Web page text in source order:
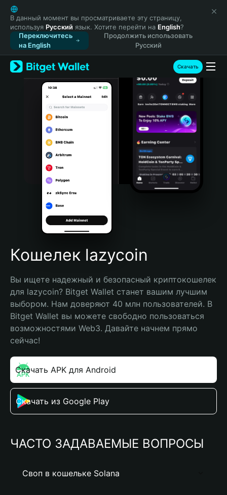
English
日本語
Tiếng Việt
Русский
Español (Latinoamérica)
Türkçe
Italiano
Português (Portugal)
Bahasa Indonesia
Português (Brasil)
Español (Argentina)
В данный момент вы просматриваете эту страницу,
используя Русский язык. Хотите перейти на English?
Переключитесь
на English
Продолжить использовать
Русский
Скачать
Кошелек lazycoin
Вы ищете надежный и безопасный криптокошелек
для lazycoin? Bitget Wallet станет вашим лучшим
выбором. Нам доверяют 40 млн пользователей. В
Bitget Wallet вы можете свободно пользоваться
возможностями Web3. Давайте начнем прямо
сейчас!
Скачать APK для Android
Скачать из Google Play
ЧАСТО ЗАДАВАЕМЫЕ ВОПРОСЫ
Своп в кошельке Solana